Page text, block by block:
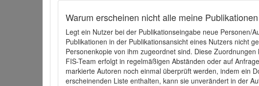
Warum erscheinen nicht alle meine
Legt ein Nutzer bei der Publikationseingabe neue Personen/
Publikationen in der Publikationsansicht eines Nutzers nicht
Personenkopie von ihm zugeordnet sind. Diese
FIS-Team erfolgt in regelmäßigen Abständen oder auf
markierte Autoren noch einmal überprüft werden, indem ein
erscheinenden Liste enthalten, kann sie unverändert in der